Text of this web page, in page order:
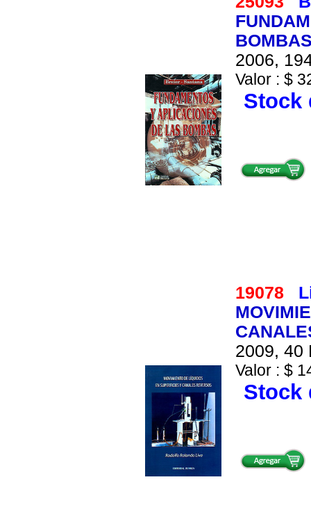
2006,
Valor : $
Stock
19078
2009, 40
Valor : $
Stock